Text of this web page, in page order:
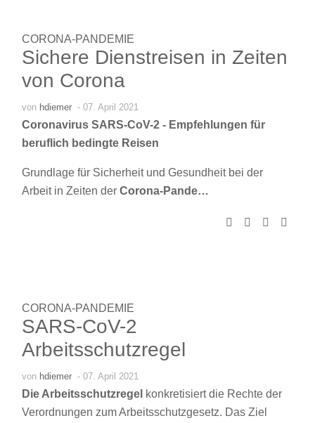
CORONA-PANDEMIE
Sichere Dienstreisen in Zeiten
von Corona
von hdiemer - 07. April 2021
Coronavirus SARS-CoV-2 - Empfehlungen für
beruflich bedingte Reisen
Grundlage für Sicherheit und Gesundheit bei der
Arbeit in Zeiten der Corona-Pande…
CORONA-PANDEMIE
SARS-CoV-2
Arbeitsschutzregel
von hdiemer - 07. April 2021
Die Arbeitsschutzregel konkretisiert die Rechte der
Verordnungen zum Arbeitsschutzgesetz. Das Ziel